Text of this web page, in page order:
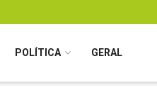
POLÍTICA GERAL